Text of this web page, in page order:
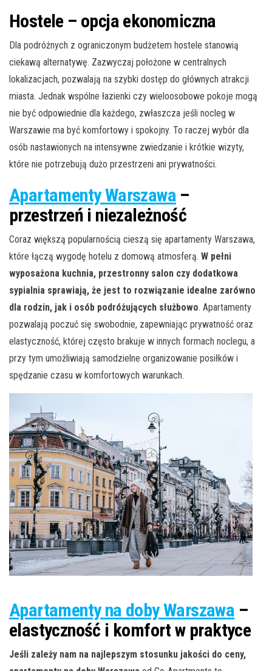
Hostele – opcja ekonomiczna
Dla podróżnych z ograniczonym budżetem hostele stanowią
ciekawą alternatywę. Zazwyczaj położone w centralnych
lokalizacjach, pozwalają na szybki dostęp do głównych atrakcji
miasta. Jednak wspólne łazienki czy wieloosobowe pokoje mogą
nie być odpowiednie dla każdego, zwłaszcza jeśli nocleg w
Warszawie ma być komfortowy i spokojny. To raczej wybór dla
osób nastawionych na intensywne zwiedzanie i krótkie wizyty,
które nie potrzebują dużo przestrzeni ani prywatności.
Apartamenty Warszawa –
przestrzeń i niezależność
Coraz większą popularnością cieszą się apartamenty Warszawa,
które łączą wygodę hotelu z domową atmosferą. W pełni
wyposażona kuchnia, przestronny salon czy dodatkowa
sypialnia sprawiają, że jest to rozwiązanie idealne zarówno
dla rodzin, jak i osób podróżujących służbowo. Apartamenty
pozwalają poczuć się swobodnie, zapewniając prywatność oraz
elastyczność, której często brakuje w innych formach noclegu, a
przy tym umożliwiają samodzielne organizowanie posiłków i
spędzanie czasu w komfortowych warunkach.
Apartamenty na doby Warszawa –
elastyczność i komfort w praktyce
Jeśli zależy nam na najlepszym stosunku jakości do ceny,